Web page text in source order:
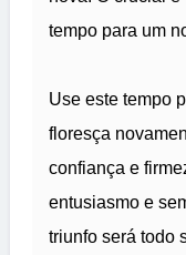
tempo para um
Use este tempo
floresça
confiança e
entusiasmo e
triunfo será todo